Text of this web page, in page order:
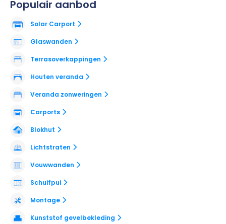
Populair aanbod
Solar Carport
Glaswanden
Terrasoverkappingen
Houten veranda
Veranda zonweringen
Carports
Blokhut
Lichtstraten
Vouwwanden
Schuifpui
Montage
Kunststof gevelbekleding